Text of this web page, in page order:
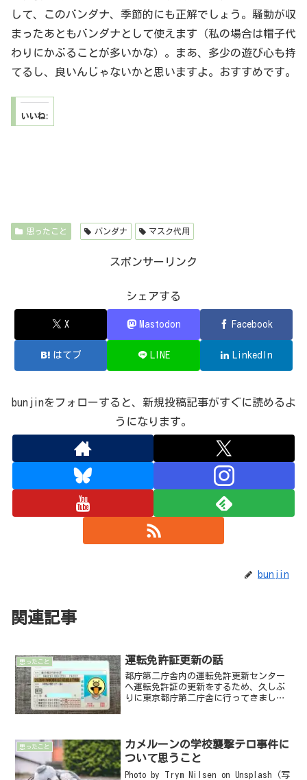
して、このバンダナ、季節的にも正解でしょう。騒動が収
まったあともバンダナとして使えます（私の場合は帽子代
わりにかぶることが多いかな）。まあ、多少の遊び心も持
てるし、良いんじゃないかと思いますよ。おすすめです。
いいね:
思ったこと バンダナ マスク代用
スポンサーリンク
シェアする
X Mastodon Facebook
はてブ LINE LinkedIn
bunjinをフォローすると、新規投稿記事がすぐに読めるよ
うになります。
bunjin
関連記事
思ったこと 運転免許証更新の話
都庁第二庁舎内の運転免許更新センター
へ運転免許証の更新をするため、久しぶ
りに東京都庁第二庁舎に行ってきまし
ないのですが。手続きはサクサ...
思ったこと
カメルーンの学校襲撃テロ事件に
ついて思うこと
Photo by Trym Nilsen on Unsplash（写